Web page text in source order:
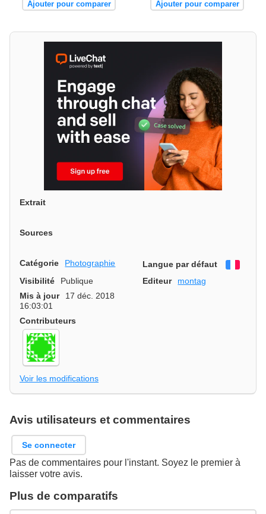
Ajouter pour comparer Ajouter pour comparer
Extrait
Sources
Catégorie Photographie Langue par défaut
Visibilité
Publique Editeur
montag
Mis à jour
17 déc. 2018
16:03:01
Contributeurs
Voir les modifications
Avis utilisateurs et commentaires
Se connecter
Pas de commentaires pour l'instant. Soyez le premier à
laisser votre avis.
Plus de comparatifs